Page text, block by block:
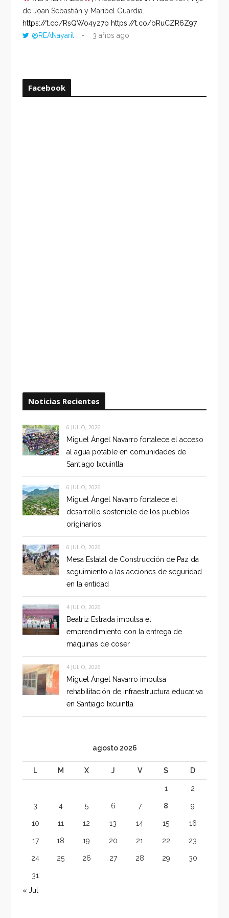
de Joan Sebastián y Maribel Guardia.
https://t.co/RsQWo4yz7p https://t.co/bRuCZR6Z97
@REANayarit
3 años ago
Facebook
Noticias Recientes
6 JULIO, 2026
Miguel Ángel Navarro fortalece el acceso
al agua potable en comunidades de
Santiago Ixcuintla
6 JULIO, 2026
Miguel Ángel Navarro fortalece el
desarrollo sostenible de los pueblos
originarios
6 JULIO, 2026
Mesa Estatal de Construcción de Paz da
seguimiento a las acciones de seguridad
en la entidad
4 JULIO, 2026
Beatriz Estrada impulsa el
emprendimiento con la entrega de
máquinas de coser
4 JULIO, 2026
Miguel Ángel Navarro impulsa
rehabilitación de infraestructura educativa
en Santiago Ixcuintla
agosto 2026
L M X J V S D
1 2
3 4 5 6 7 8 9
10 11 12 13 14 15 16
17 18 19 20 21 22 23
24 25 26 27 28 29 30
31
« Jul